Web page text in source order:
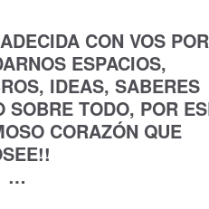
CON VOS POR
ESPACIOS,
IDEAS, SABERES
SOBRE TODO, POR
CORAZÓN QUE
…